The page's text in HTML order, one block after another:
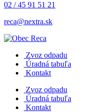
02 / 45 91 51 21
reca@nextra.sk
Zvoz odpadu
Úradná tabuľa
Kontakt
Zvoz odpadu
Úradná tabuľa
Kontakt